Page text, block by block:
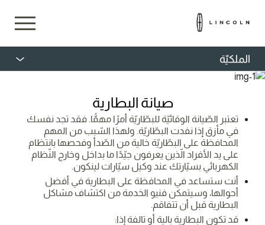
الملكيّة
صيانة البطارية
تعتبر الصّيانة الوقائيّة للبطّاريّة أمرًا مهمًّا. فقد تجد نفسك
في مأزق إذا نفدت البطّاريّة. ولهذا السّبب من المهم
المحافظة على البطّاريّة خالية من الصّدأ وفحصها بانتظام
على يد الأفراد الّذين يعرفون جيّدًا ما بداخل وخارج النّظام
الكهربائي بسيّارتك عند وكيل سيّارات لينكون.
أنت ستساعد في المحافظة على البطارية في أفضل
أحوالها، وسيتمكن فنيو الخدمة من اكتشاف مشاكل
البطارية قبل أن تتفاقم.
قد تكون البطارية بالية أو تالفة إذا: